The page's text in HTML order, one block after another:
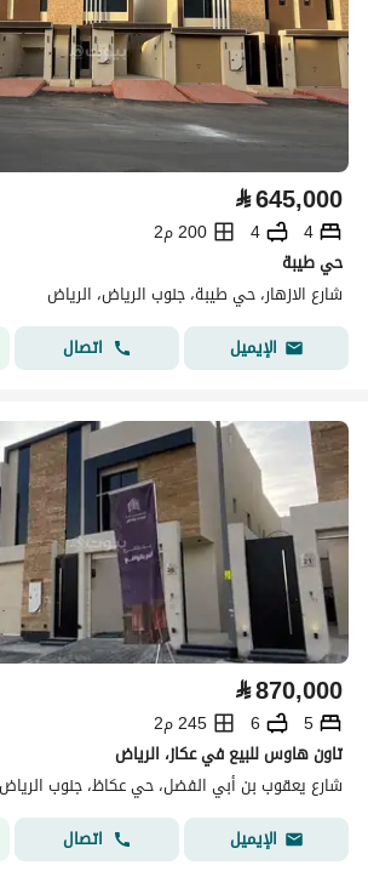
⃁645,000
4
4
200 م2
حي طيبة
شارع الازهار، حي طيبة، جنوب الرياض، الرياض
الإيميل
اتصال
⃁870,000
5
6
245 م2
تاون هاوس للبيع في عكاز، الرياض
شارع يعقوب بن أبي الفضل، حي عكاظ، جنوب
الإيميل
اتصال